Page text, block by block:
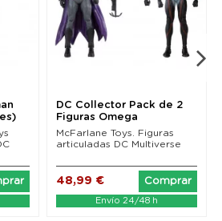
DC Collector Pack de 2
Figuras Omega
(Unmasked) & Batman...
McFarlane Toys. Figuras
articuladas DC Multiverse
48,99 € Comprar
Envío 24/48 h